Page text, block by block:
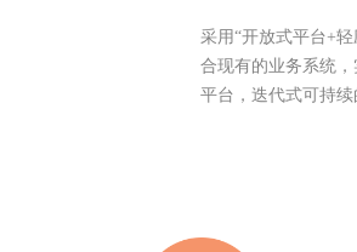
采用“开放式平台+
合现有的业务系统
平台，迭代式可持